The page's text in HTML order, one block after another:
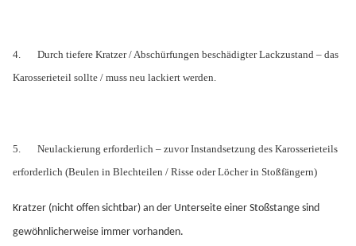
4. Durch tiefere Kratzer / Abschürfungen beschädigter Lackzustand – das
Karosserieteil sollte / muss neu lackiert werden.
5. Neulackierung erforderlich – zuvor Instandsetzung des Karosserieteils
erforderlich (Beulen in Blechteilen / Risse oder Löcher in Stoßfängern)
Kratzer (nicht offen sichtbar) an der Unterseite einer Stoßstange sind
gewöhnlicherweise immer vorhanden.